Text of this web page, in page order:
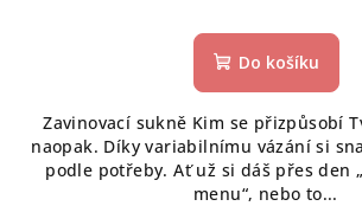
Do košíku
Zavinovací sukně Kim se přizpůsobí
naopak. Díky variabilnímu vázání si
podle potřeby. Ať už si dáš přes den
menu“, nebo to...